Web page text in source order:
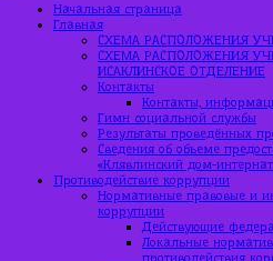
Начальная страница
Главная
СХЕМА РАСПОЛОЖЕНИЯ
СХЕМА РАСПОЛОЖЕНИЯ
ИСАКЛИНСКОЕ ОТДЕЛЕНИЕ
Контакты
Контакты,
Гимн социальной службы
Результаты проведённых
Сведения об объеме
«Клявлинский дом-
Противодействие коррупции
Нормативные правовые и
коррупции
Действующие
Локальные
противодействия